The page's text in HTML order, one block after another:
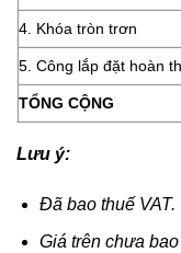
4. Khóa tròn trơn
5. Công lắp đặt hoàn
TỔNG CỘNG
Lưu ý:
Đã bao thuế VAT.
Giá trên chưa